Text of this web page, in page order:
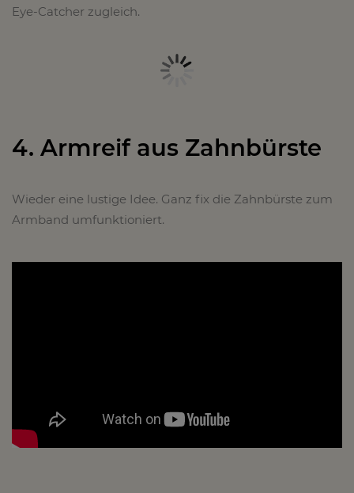
Eye-Catcher zugleich.
4. Armreif aus Zahnbürste
Wieder eine lustige Idee. Ganz fix die Zahnbürste zum
Armband umfunktioniert.